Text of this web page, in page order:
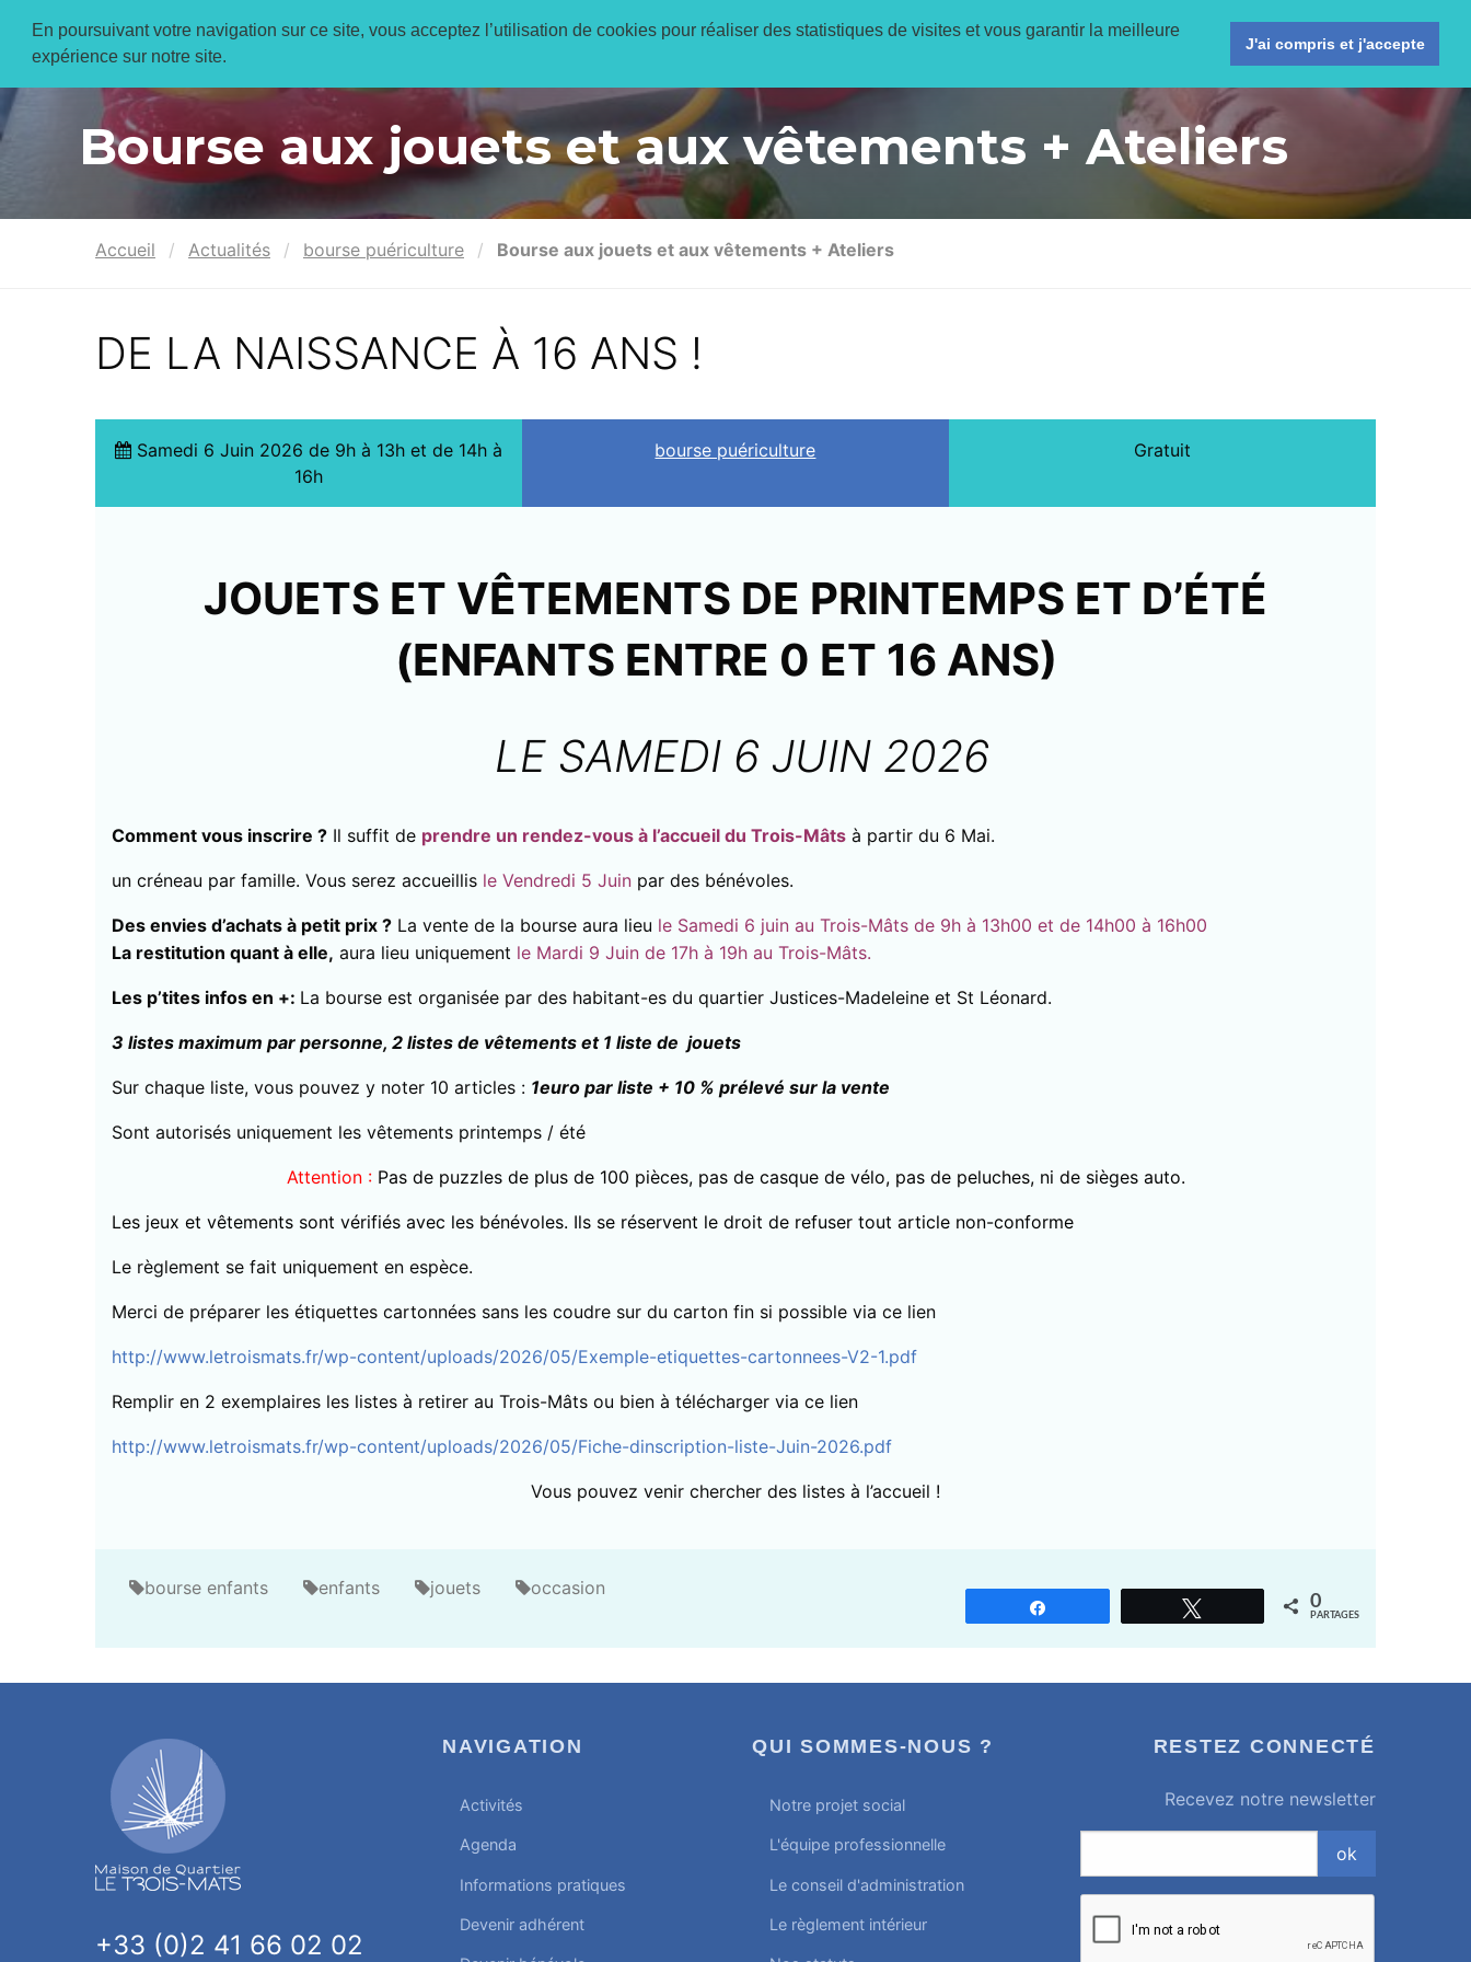
En poursuivant votre navigation sur ce site, vous acceptez l’utilisation de cookies pour réaliser des statistiques de visites et vous garantir la meilleure
expérience sur notre site.
J'ai compris et j'accepte
Réservations en ligne Activités Agenda Informations pratiques
Bourse aux jouets et aux vêtements + Ateliers
Accueil Actualités bourse puériculture Bourse aux jouets et aux vêtements + Ateliers
DE LA NAISSANCE À 16 ANS !
Samedi 6 Juin 2026 de 9h à 13h et de 14h à
16h
bourse puériculture Gratuit
JOUETS ET VÊTEMENTS DE PRINTEMPS ET D’ÉTÉ
(ENFANTS ENTRE 0 ET 16 ANS)
LE SAMEDI 6 JUIN 2026
Comment vous inscrire ? Il suffit de prendre un rendez-vous à l’accueil du Trois-Mâts à partir du 6 Mai.
un créneau par famille. Vous serez accueillis le Vendredi 5 Juin par des bénévoles.
Des envies d’achats à petit prix ? La vente de la bourse aura lieu le Samedi 6 juin au Trois-Mâts de 9h à 13h00 et de 14h00 à 16h00
La restitution quant à elle, aura lieu uniquement le Mardi 9 Juin de 17h à 19h au Trois-Mâts.
Les p’tites infos en +: La bourse est organisée par des habitant-es du quartier Justices-Madeleine et St Léonard.
3 listes maximum par personne, 2 listes de vêtements et 1 liste de jouets
Sur chaque liste, vous pouvez y noter 10 articles : 1euro par liste + 10 % prélevé sur la vente
Sont autorisés uniquement les vêtements printemps / été
Attention : Pas de puzzles de plus de 100 pièces, pas de casque de vélo, pas de peluches, ni de sièges auto.
Les jeux et vêtements sont vérifiés avec les bénévoles. Ils se réservent le droit de refuser tout article non-conforme
Le règlement se fait uniquement en espèce.
Merci de préparer les étiquettes cartonnées sans les coudre sur du carton fin si possible via ce lien
http://www.letroismats.fr/wp-content/uploads/2026/05/Exemple-etiquettes-cartonnees-V2-1.pdf
Remplir en 2 exemplaires les listes à retirer au Trois-Mâts ou bien à télécharger via ce lien
http://www.letroismats.fr/wp-content/uploads/2026/05/Fiche-dinscription-liste-Juin-2026.pdf
Vous pouvez venir chercher des listes à l’accueil !
bourse enfants enfants jouets occasion
0
PARTAGES
+33 (0)2 41 66 02 02
NAVIGATION
Activités
Agenda
Informations pratiques
Devenir adhérent
QUI SOMMES-NOUS ?
Notre projet social
L'équipe professionnelle
Le conseil d'administration
Le règlement intérieur
RESTEZ CONNECTÉ
Recevez notre newsletter